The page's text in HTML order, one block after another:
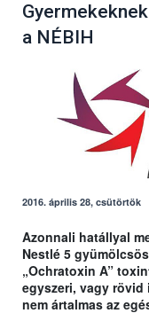
a NÉBIH
2016. április 28, csütörtök
Azonnali hatállyal
Nestlé 5
„Ochratoxin A”
egyszeri, vagy
nem ártalmas az